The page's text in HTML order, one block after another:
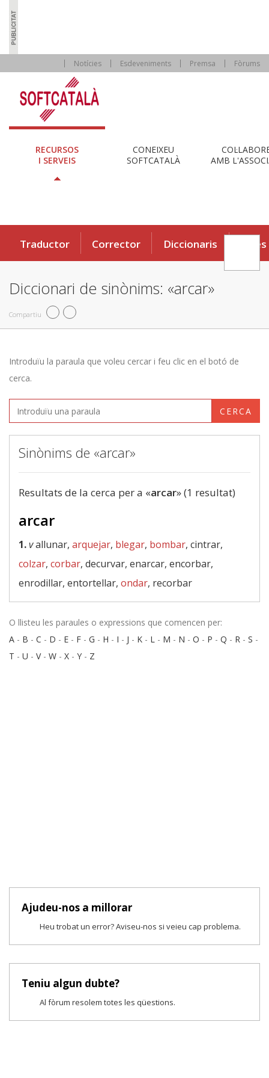
Notícies Esdeveniments Premsa Fòrums
RECURSOS
I SERVEIS
CONEIXEU
SOFTCATALÀ
AMB
Traductor Corrector Diccionaris Eines
Diccionari de sinònims: «arcar»
Compartiu
Introduïu la paraula que voleu cercar i feu clic en el botó de
cerca.
CERCA
Sinònims de «arcar»
Resultats de la cerca per a «arcar» (1 resultat)
arcar
1.vallunar, arquejar, blegar, bombar, cintrar,
colzar, corbar, decurvar, enarcar, encorbar,
enrodillar, entortellar, ondar, recorbar
O llisteu les paraules o expressions que comencen per:
A - B - C - D - E - F - G - H - I - J - K - L - M - N - O - P - Q - R - S -
T - U - V- W - X - Y - Z
Ajudeu-nos a millorar
Heu trobat un error? Aviseu-nos si veieu cap problema.
Teniu algun dubte?
Al fòrum resolem totes les qüestions.